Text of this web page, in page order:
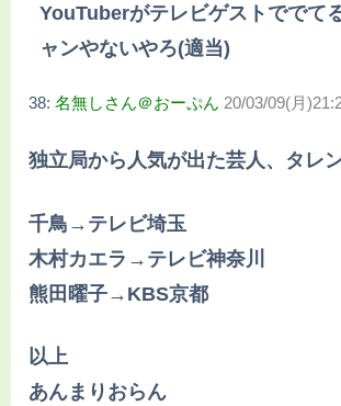
YouTuberがテレビゲストででて
ャンやないやろ(適当)
38: 名無しさん＠おーぷん 20/03/09(月
独立局から人気が出た芸人、タレ
千鳥→テレビ埼玉
木村カエラ→テレビ神奈川
熊田曜子→KBS京都
以上
あんまりおらん